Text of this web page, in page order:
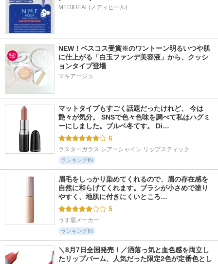
MEDIHEAL(メディヒール)
NEW！ベスコス受賞※のワントーン明るいつや肌
に仕上がる「白玉ファンデ美容液」から、クッシ
ョンタイプ登場
マキアージュ
マットタイプもすごく話題だったけれど、 今は
艶々が気分。 SNSで色々色味を調べて私はハグミ
ーにしました。ブルベ冬てす。 Di…
6
ラスターガラス シアーシャイン リップスティック
ランキングIN
眉毛をしっかり染めてくれるので、眉の存在感を
自然に和らげてくれます。ブラシが小さめで塗り
やすく、地肌に付きにくいところ…
5
うす眉メーカー
ランキングIN
＼8月7日全国発売！／洒落っ気と血色感を両立し
たリップバーム、人気だった限定2色が定番色とし